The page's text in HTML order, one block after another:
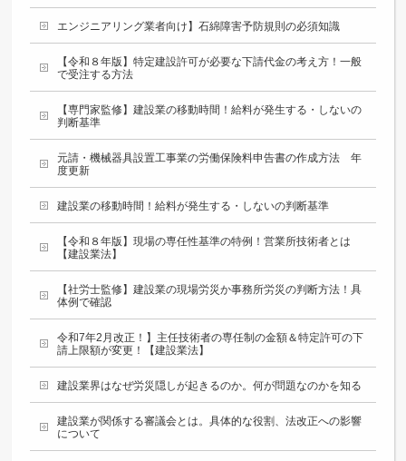
エンジニアリング業者向け】石綿障害予防規則の必須知識
【令和８年版】特定建設許可が必要な下請代金の考え方！一般
で受注する方法
【専門家監修】建設業の移動時間！給料が発生する・しないの
判断基準
元請・機械器具設置工事業の労働保険料申告書の作成方法 年
度更新
建設業の移動時間！給料が発生する・しないの判断基準
【令和８年版】現場の専任性基準の特例！営業所技術者とは
【建設業法】
【社労士監修】建設業の現場労災か事務所労災の判断方法！具
体例で確認
令和7年2月改正！】主任技術者の専任制の金額＆特定許可の下
請上限額が変更！【建設業法】
建設業界はなぜ労災隠しが起きるのか。何が問題なのかを知る
建設業が関係する審議会とは。具体的な役割、法改正への影響
について